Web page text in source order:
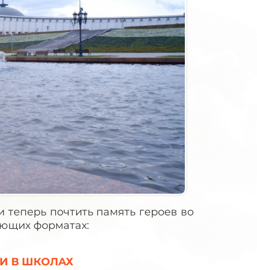
почтить память героев во
в следующих форматах:
В ШКОЛАХ